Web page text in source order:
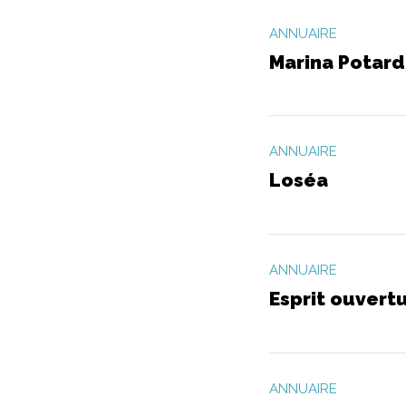
ANNUAIRE
Marina Potard
ANNUAIRE
Loséa
ANNUAIRE
Esprit
ANNUAIRE